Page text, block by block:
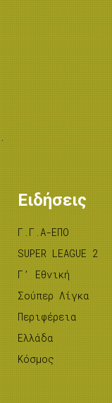
.
Ειδήσεις
Γ.Γ.Α-ΕΠΟ
SUPER LEAGUE 2
Γ’ Εθνική
Σούπερ Λίγκα
Περιφέρεια
Ελλάδα
Κόσμος